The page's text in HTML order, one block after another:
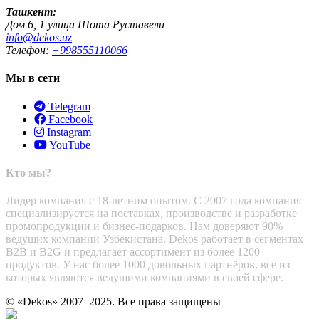
Ташкент:
Дом 6, 1 улица Шота Руставели
info@dekos.uz
Телефон: +998555110066
Мы в сети
Telegram
Facebook
Instagram
YouTube
Кто мы?
Лидер компания с 18-летним опытом. С 2007 года компания
специализируется на поставках, производстве и разработке
промопродукции и бизнес-подарков. Нам доверяют 90%
ведущих компаний Узбекистана. Dekos работает в сегментах
B2B и B2G и предлагает ассортимент из более 1200
продуктов. У нас более 1000 довольных партнёров, все из
которых являются ведущими компаниями в своей сфере.
© «Dekos» 2007–2025. Все права защищены